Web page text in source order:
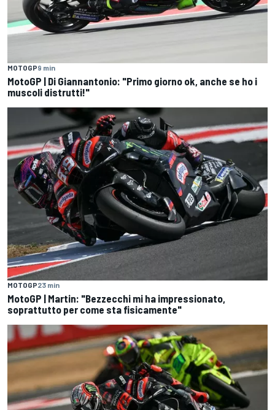
MOTOGP9 min
MotoGP | Di Giannantonio: "Primo giorno ok, anche se ho i
muscoli distrutti!"
MOTOGP23 min
MotoGP | Martin: "Bezzecchi mi ha impressionato,
soprattutto per come sta fisicamente"